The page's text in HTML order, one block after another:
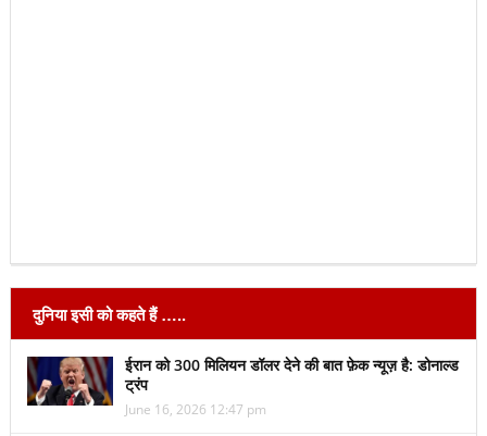
दुनिया इसी को कहते हैं …..
ईरान को 300 मिलियन डॉलर देने की बात फ़ेक न्यूज़ है: डोनाल्ड
ट्रंप
June 16, 2026 12:47 pm